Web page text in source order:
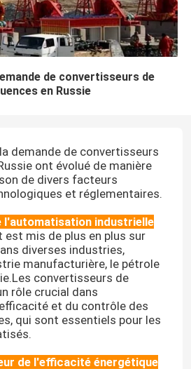
de convertisseurs de
en Russie
demande de convertisseurs
ont évolué de manière
de divers facteurs
et réglementaires.
l'automatisation industrielle
est mis de plus en plus sur
diverses industries,
manufacturière, le pétrole
convertisseurs de
rôle crucial dans
et du contrôle des
qui sont essentiels pour les
de l'efficacité énergétique